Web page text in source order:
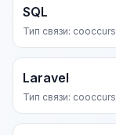
SQL
Тип связи: cooccurs
Laravel
Тип связи: cooccurs